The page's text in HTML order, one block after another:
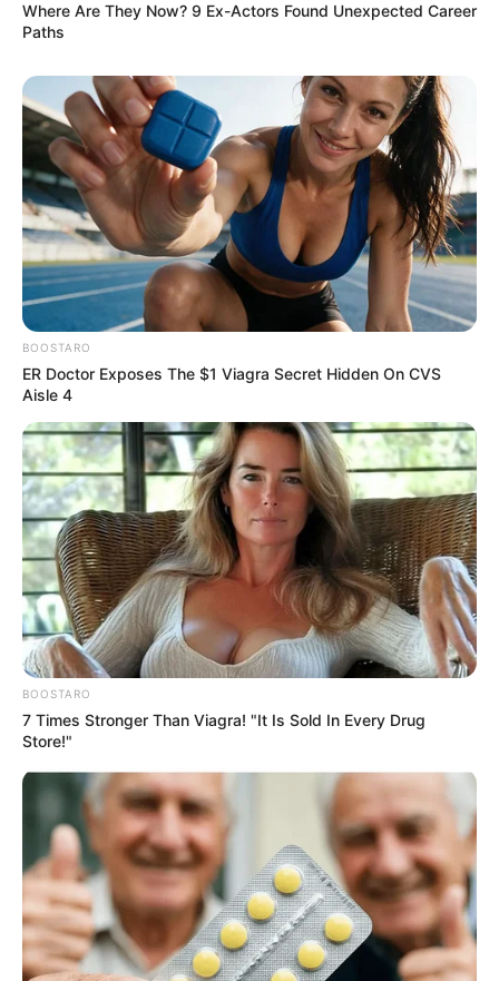
Where Are They Now? 9 Ex-Actors Found Unexpected Career
Paths
BOOSTARO
ER Doctor Exposes The $1 Viagra Secret Hidden On CVS
Aisle 4
BOOSTARO
7 Times Stronger Than Viagra! "It Is Sold In Every Drug
Store!"